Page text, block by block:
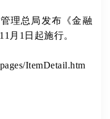
理总局发布《金融
月1日起施行。
ItemDetail.htm